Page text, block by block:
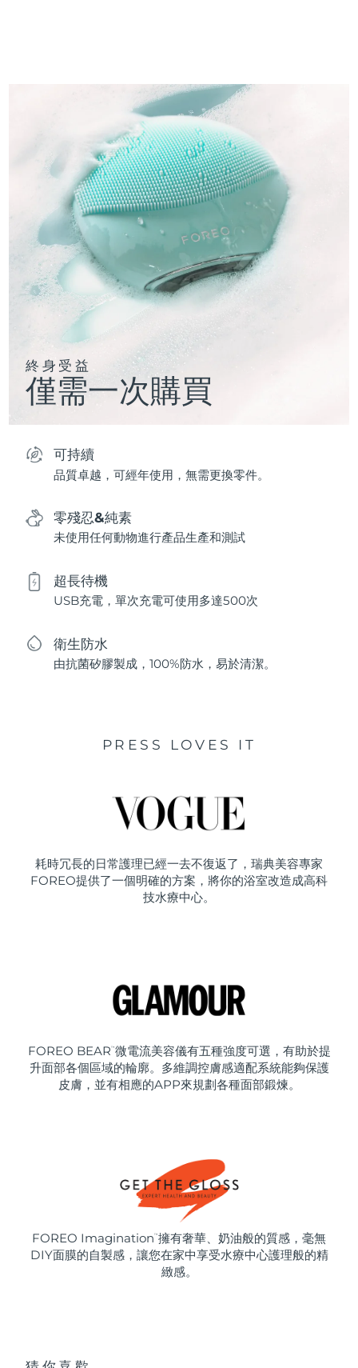
終身受益
僅需一次購買
可持續
品質卓越，可經年使用，無需更換零件。
零殘忍&純素
未使用任何動物進行產品生產和測試
超長待機
USB充電，單次充電可使用多達500次
衛生防水
由抗菌矽膠製成，100%防水，易於清潔。
PRESS LOVES IT
耗時冗長的日常護理已經一去不復返了，瑞典美容專家
FOREO提供了一個明確的方案，將你的浴室改造成高科
技水療中心。
FOREO BEAR ™ 微電流美容儀有五種強度可選，有助於提
升面部各個區域的輪廓。多維調控膚感適配系統能夠保護
皮膚，並有相應的APP來規劃各種面部鍛煉。
FOREO Imagination ™ 擁有奢華、奶油般的質感，毫無
DIY面膜的自製感，讓您在家中享受水療中心護理般的精
緻感。